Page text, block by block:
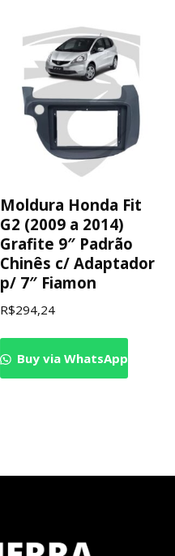
Moldura Honda Fit
G2 (2009 a 2014)
Grafite 9″ Padrão
Chinês c/ Adaptador
p/ 7″ Fiamon
R$294,24
Buy via WhatsApp